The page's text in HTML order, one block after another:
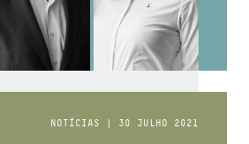
NOTÍCIAS | 30 JULHO 2021